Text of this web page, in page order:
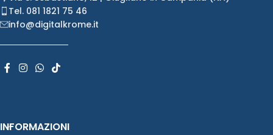
Tel. 081 1821 75 46
info@digitalkrome.it
INFORMAZIONI